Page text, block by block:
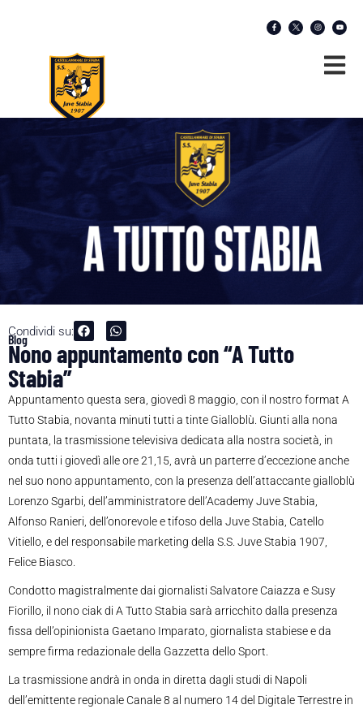
Condividi su:
Blog
Nono appuntamento con “A Tutto
Stabia”
Appuntamento questa sera, giovedì 8 maggio, con il nostro format A
Tutto Stabia, novanta minuti tutti a tinte Gialloblù. Giunti alla nona
puntata, la trasmissione televisiva dedicata alla nostra società, in
onda tutti i giovedì alle ore 21,15, avrà un parterre d’eccezione anche
nel suo nono appuntamento, con la presenza dell’attaccante gialloblù
Lorenzo Sgarbi, dell’amministratore dell’Academy Juve Stabia,
Alfonso Ranieri, dell’onorevole e tifoso della Juve Stabia, Catello
Vitiello, e del responsabile marketing della S.S. Juve Stabia 1907,
Felice Biasco.
Condotto magistralmente dai giornalisti Salvatore Caiazza e Susy
Fiorillo, il nono ciak di A Tutto Stabia sarà arricchito dalla presenza
fissa dell’opinionista Gaetano Imparato, giornalista stabiese e da
sempre firma redazionale della Gazzetta dello Sport.
La trasmissione andrà in onda in diretta dagli studi di Napoli
dell’emittente regionale Canale 8 al numero 14 del Digitale Terrestre in